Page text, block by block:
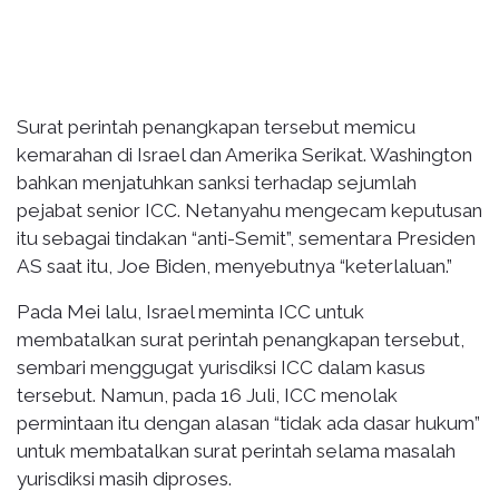
Surat perintah penangkapan tersebut memicu
kemarahan di Israel dan Amerika Serikat. Washington
bahkan menjatuhkan sanksi terhadap sejumlah
pejabat senior ICC. Netanyahu mengecam keputusan
itu sebagai tindakan “anti-Semit”, sementara Presiden
AS saat itu, Joe Biden, menyebutnya “keterlaluan.”
Pada Mei lalu, Israel meminta ICC untuk
membatalkan surat perintah penangkapan tersebut,
sembari menggugat yurisdiksi ICC dalam kasus
tersebut. Namun, pada 16 Juli, ICC menolak
permintaan itu dengan alasan “tidak ada dasar hukum”
untuk membatalkan surat perintah selama masalah
yurisdiksi masih diproses.